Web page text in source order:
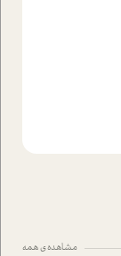
مشاهده ی همه